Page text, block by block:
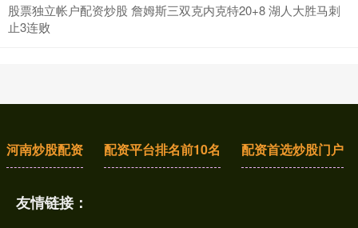
股票独立帐户配资炒股 詹姆斯三双克内克特20+8 湖人大胜马刺
止3连败
河南炒股配资 配资平台排名前10名 配资首选炒股门户
友情链接：